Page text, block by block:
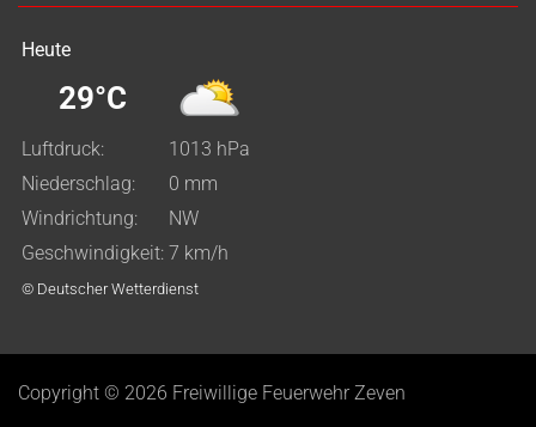
Heute
29°C
Luftdruck:
1013 hPa
Niederschlag:
0 mm
Windrichtung:
NW
Geschwindigkeit: 7 km/h
© Deutscher Wetterdienst
Copyright © 2026 Freiwillige Feuerwehr Zeven